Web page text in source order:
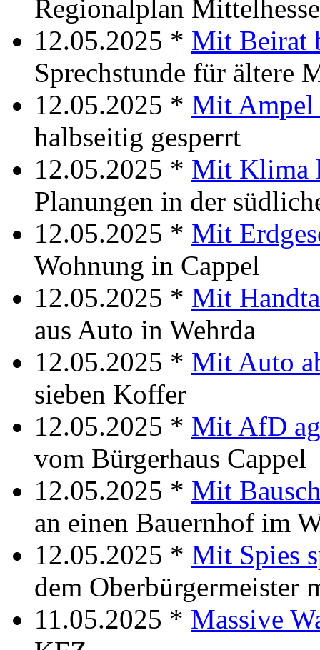
Regionalplan
12.05.2025 * Mit Beirat
Sprechstunde für ältere
12.05.2025 * Mit Ampel
halbseitig gesperrt
12.05.2025 * Mit Klima
Planungen in der
12.05.2025 * Mit
Wohnung in Cappel
12.05.2025 * Mit
aus Auto in Wehrda
12.05.2025 * Mit Auto
sieben Koffer
12.05.2025 * Mit AfD
vom Bürgerhaus Cappel
12.05.2025 * Mit
an einen Bauernhof im
12.05.2025 * Mit Spies
dem Oberbürgermeister
11.05.2025 * Massive